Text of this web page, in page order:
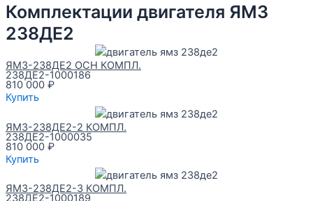
Комплектации двигателя ЯМЗ
238ДЕ2
ЯМЗ-238ДЕ2 ОСН КОМПЛ.
238ДЕ2-1000186
810 000 ₽
Купить
ЯМЗ-238ДЕ2-2 КОМПЛ.
238ДЕ2-1000035
810 000 ₽
Купить
ЯМЗ-238ДЕ2-3 КОМПЛ.
238ДЕ2-1000189